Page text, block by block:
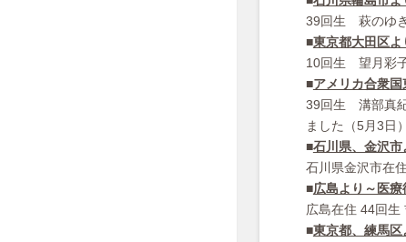
39回生 萩のゆき
■東京都大田区
10回生 望月彩子
■アメリカ合衆
39回生 溝部真紀
ました（5月3日）
■石川県、金沢市
石川県金沢市在
■広島より～医
広島在住 44回生
■東京都、練馬